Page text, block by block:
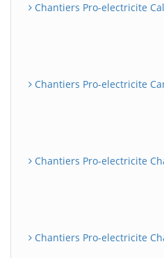
Chantiers Pro-electricite
Chantiers Pro-electricite
Chantiers Pro-electricite
Chantiers Pro-electricite